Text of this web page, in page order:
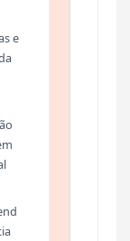
e